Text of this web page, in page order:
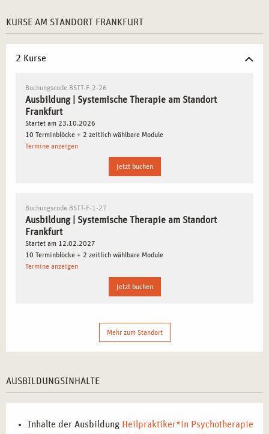
Beratungsstellen unterstützen Ihre praktische
Ausbildung.
Große Nachfrage in der Region:
Gebiet ist hoch.
Urbanes Lernumfeld:Frankfurt bietet eine
multikulturelle Umgebung, die Perspektivenvielfalt im
therapeutischen Arbeiten ermöglicht.
Starker Netzwerkcharakter:
Kongresse und Fachveranstaltungen zu Psychotherapie-
Themen finden hier statt.
SYSTEMISCHE THERAPIE IN FRANKFURT:
LERNEN IM URBANEN SPANNUNGSFELD VON
WANDEL UND STABILITÄT
Die systemische Therapie findet in einer Stadt wie
Frankfurt einen idealen Resonanzraum: Schnelllebigkeit,
Diversität und hohe Anforderungen im sozialen
Beratung und nachhaltige therapeutische Arbeit. Unsere
Ausbildung befähigt Sie dazu, diese Kontexte zu verstehen
und therapeutisch wirksam zu begleiten.
INHALTE DER AUSBILDUNG SYSTEMISCHE
THERAPIE IN FRANKFURT: THEORIE, PRAXIS
UND MENSCH IM FOKUS
KURSE AM STANDORT FRANKFURT
2 Kurse
Buchungscode BSTT-F-2-26
Ausbildung | Systemische Therapie am Standort
Frankfurt
Startet am 23.10.2026
10 Terminblöcke + 2 zeitlich wählbare Module
Termine anzeigen
Jetzt buchen
Buchungscode BSTT-F-1-27
Ausbildung | Systemische Therapie am Standort
Frankfurt
Startet am 12.02.2027
10 Terminblöcke + 2 zeitlich wählbare Module
Termine anzeigen
Jetzt buchen
Mehr zum Standort
AUSBILDUNGSINHALTE
Inhalte der Ausbildung Heilpraktiker*in Psychotherapie